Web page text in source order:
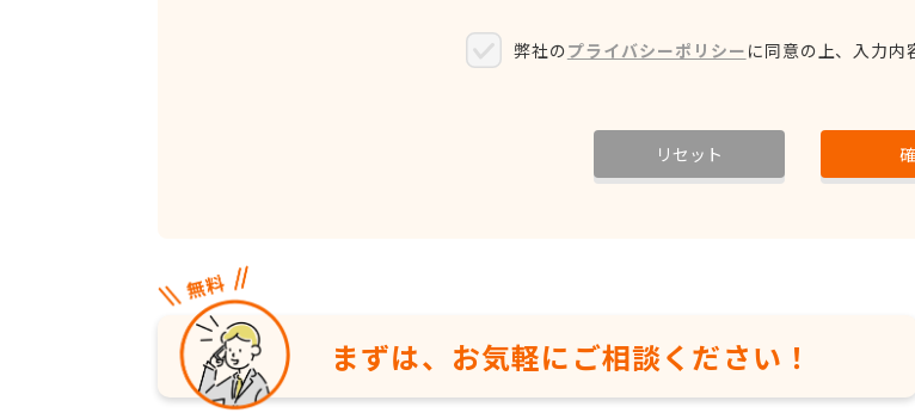
弊社のプライバシーポリシー に同意の上、入力内
リセット
まずは、お気軽に ご相談ください！